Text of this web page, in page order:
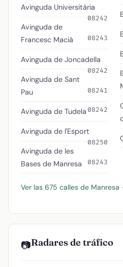
Avinguda Universitària
08242
Avinguda de
Francesc Macià
08243
Avinguda de Joncadella
08242
Avinguda de Sant
Pau
08241
Avinguda de Tudela 08242
Avinguda de l'Esport
08250
Avinguda de les
Bases de Manresa
08243
Ver las 675 calles de Manresa
📷Radares de tráfico